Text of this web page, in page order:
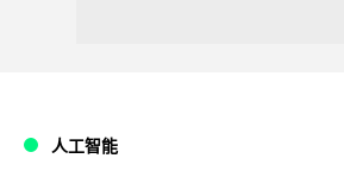
人工智能